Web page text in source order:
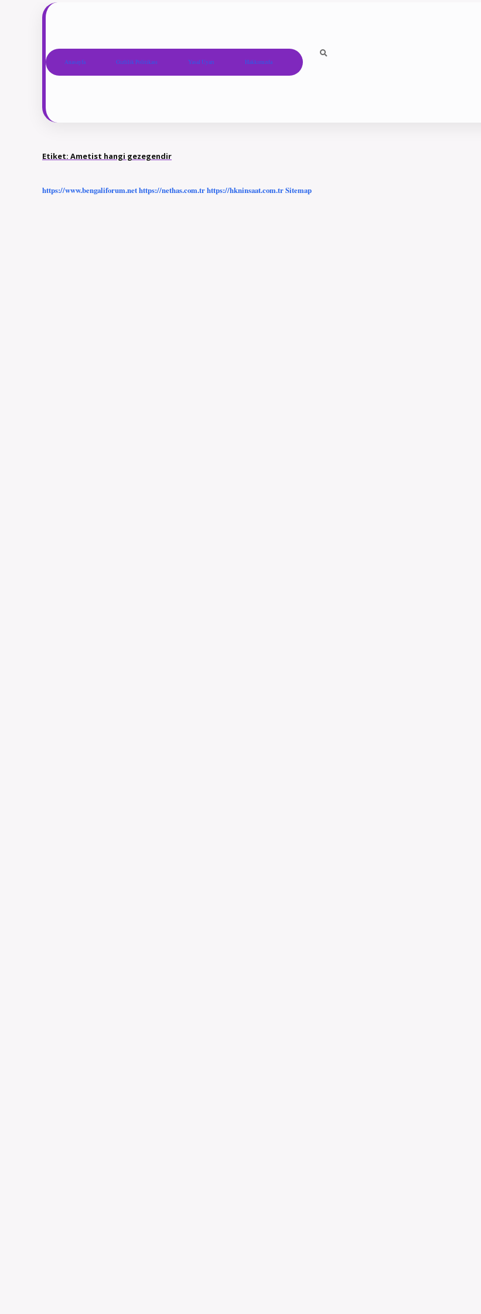
Anasayfa Gizlilik Politikası Yasal Uyarı Hakkımızda
Etiket: Ametist hangi gezegendir
https://www.bengaliforum.nethttps://nethas.com.trhttps://hkninsaat.com.trSitemap